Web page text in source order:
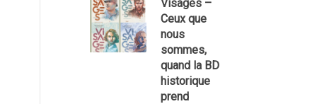
Visages –
Ceux que
nous
sommes,
quand la BD
historique
prend